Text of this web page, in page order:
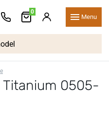
0
Menu
Titanium 0505-